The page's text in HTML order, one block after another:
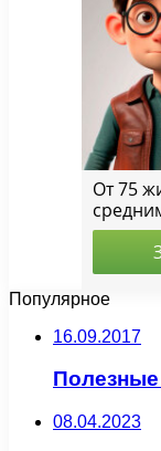
Популярное
16.09.2017
08.04.2023